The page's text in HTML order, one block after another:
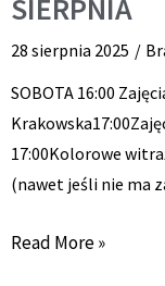
SIERPNIA
28 sierpnia 2025
SOBOTA 16:00
17:00Kolorowe
(nawet jeśli nie ma
Read More »